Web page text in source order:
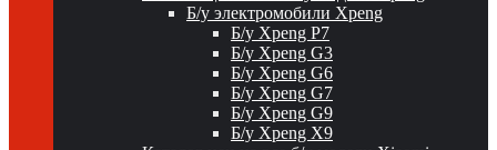
Б/у электромобили Xpeng
Б/у Xpeng P7
Б/у Xpeng G3
Б/у Xpeng G6
Б/у Xpeng G7
Б/у Xpeng G9
Б/у Xpeng X9